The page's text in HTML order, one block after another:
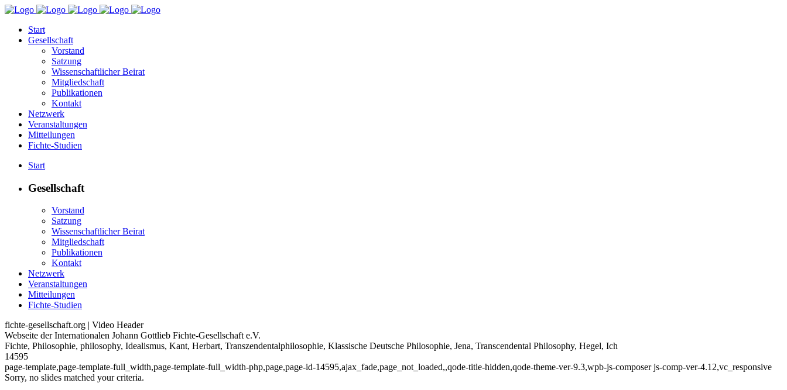
Start
Gesellschaft
Vorstand
Satzung
Wissenschaftlicher Beirat
Mitgliedschaft
Publikationen
Kontakt
Netzwerk
Veranstaltungen
Mitteilungen
Fichte-Studien
Start
Gesellschaft
Vorstand
Satzung
Wissenschaftlicher Beirat
Mitgliedschaft
Publikationen
Kontakt
Netzwerk
Veranstaltungen
Mitteilungen
Fichte-Studien
fichte-gesellschaft.org | Video Header
Webseite der Internationalen Johann Gottlieb Fichte-Gesellschaft e.V.
Fichte, Philosophie, philosophy, Idealismus, Kant, Herbart, Transzendentalphilosophie, Klassische Deutsche Philosophie, Jena, Transcendental Philosophy, Hegel, Ich
14595
page-template,page-template-full_width,page-template-full_width-php,page,page-id-14595,ajax_fade,page_not_loaded,,qode-title-hidden,qode-theme-ver-9.3,wpb-js-composer js-comp-ver-4.12,vc_responsive
Sorry, no slides matched your criteria.